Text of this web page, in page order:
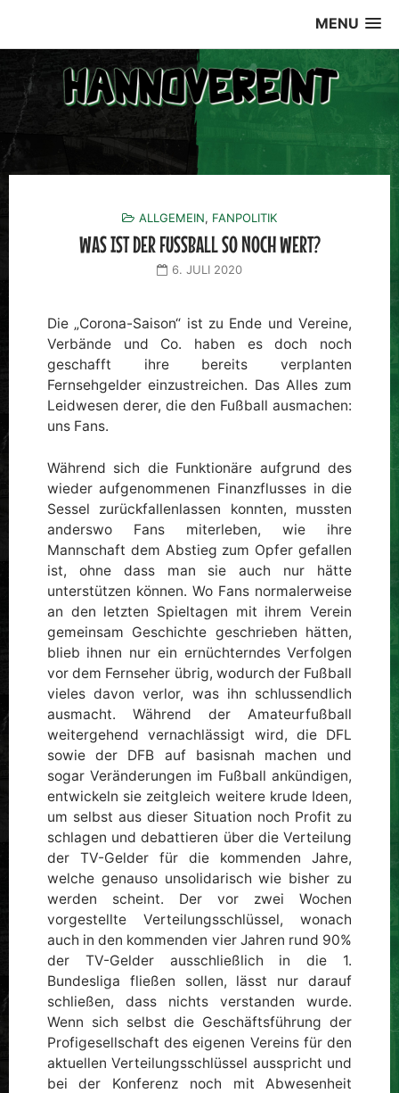
MENU
ALLGEMEIN, FANPOLITIK
WAS IST DER FUSSBALL SO NOCH WERT?
6. JULI 2020
Die „Corona-Saison“ ist zu Ende und Vereine,
Verbände und Co. haben es doch noch
geschafft ihre bereits verplanten
Fernsehgelder einzustreichen. Das Alles zum
Leidwesen derer, die den Fußball ausmachen:
uns Fans.
Während sich die Funktionäre aufgrund des
wieder aufgenommenen Finanzflusses in die
Sessel zurückfallenlassen konnten, mussten
anderswo Fans miterleben, wie ihre
Mannschaft dem Abstieg zum Opfer gefallen
ist, ohne dass man sie auch nur hätte
unterstützen können. Wo Fans normalerweise
an den letzten Spieltagen mit ihrem Verein
gemeinsam Geschichte geschrieben hätten,
blieb ihnen nur ein ernüchterndes Verfolgen
vor dem Fernseher übrig, wodurch der Fußball
vieles davon verlor, was ihn schlussendlich
ausmacht. Während der Amateurfußball
weitergehend vernachlässigt wird, die DFL
sowie der DFB auf basisnah machen und
sogar Veränderungen im Fußball ankündigen,
entwickeln sie zeitgleich weitere krude Ideen,
um selbst aus dieser Situation noch Profit zu
schlagen und debattieren über die Verteilung
der TV-Gelder für die kommenden Jahre,
welche genauso unsolidarisch wie bisher zu
werden scheint. Der vor zwei Wochen
vorgestellte Verteilungsschlüssel, wonach
auch in den kommenden vier Jahren rund 90%
der TV-Gelder ausschließlich in die 1.
Bundesliga fließen sollen, lässt nur darauf
schließen, dass nichts verstanden wurde.
Wenn sich selbst die Geschäftsführung der
Profigesellschaft des eigenen Vereins für den
aktuellen Verteilungsschlüssel ausspricht und
bei der Konferenz noch mit Abwesenheit